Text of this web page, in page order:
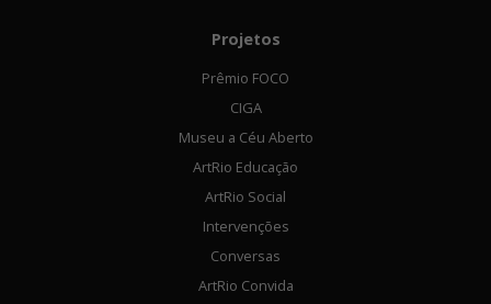
Projetos
Prêmio FOCO
CIGA
Museu a Céu Aberto
ArtRio Educação
ArtRio Social
Intervenções
Conversas
ArtRio Convida